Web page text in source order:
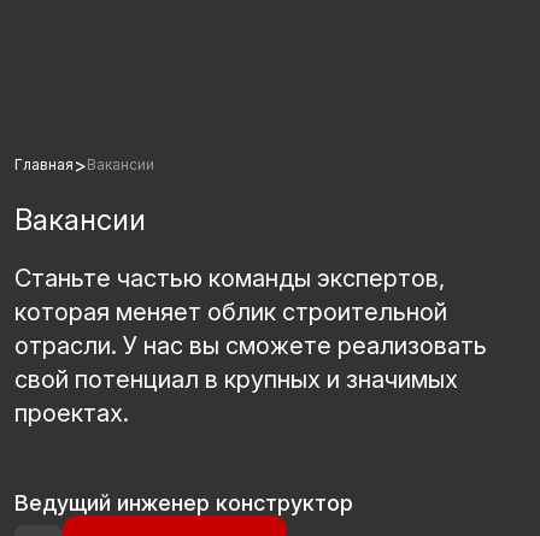
Главная >Вакансии
Вакансии
Станьте частью команды экспертов,
которая меняет облик строительной
отрасли. У нас вы сможете реализовать
свой потенциал в крупных и значимых
проектах.
Ведущий инженер конструктор